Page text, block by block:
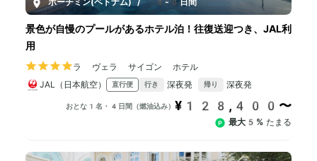
ホーチミン(ベトナム) / 4-8日間
景色が自慢のプールがあるホテル泊！往復送迎つき、JAL利
用
ラ ヴェラ サイゴン ホテル
JAL（日本航空）
直行便 行き 深夜発 帰り 深夜発
おとな1名・4日間（燃油込み） ¥128,400〜
最大5% たまる